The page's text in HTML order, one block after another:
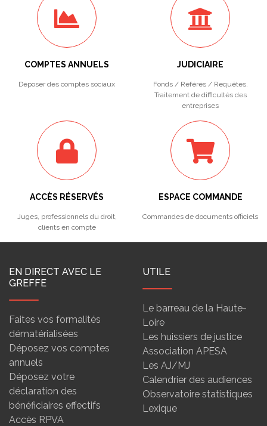
COMPTES ANNUELS
Déposer des comptes sociaux
JUDICIAIRE
Fonds / Référés / Requêtes.
Traitement de difficultés des
entreprises
ACCÈS RÉSERVÉS
Juges, professionnels du droit,
clients en compte
ESPACE COMMANDE
Commandes de documents officiels
EN DIRECT AVEC LE
GREFFE
Faites vos formalités
dématérialisées
Déposez vos comptes
annuels
Déposez votre
déclaration des
bénéficiaires effectifs
Accès RPVA
UTILE
Le barreau de la Haute-
Loire
Les huissiers de justice
Association APESA
Les AJ/MJ
Calendrier des audiences
Observatoire statistiques
Lexique